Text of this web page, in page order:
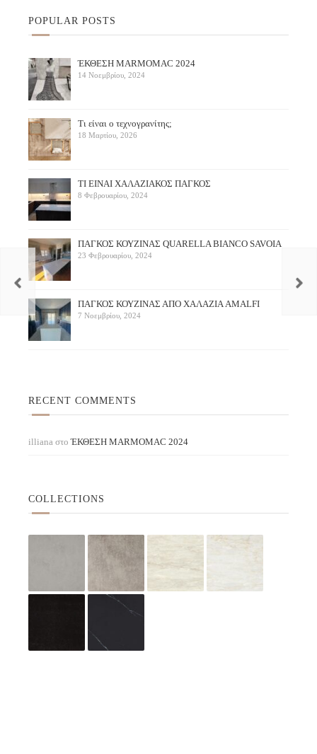
POPULAR POSTS
ΈΚΘΕΣΗ ΜARMOMAC 2024
14 Νοεμβρίου, 2024
Τι είναι ο τεχνογρανίτης;
18 Μαρτίου, 2026
ΤΙ ΕΙΝΑΙ ΧΑΛΑΖΙΑΚΟΣ ΠΑΓΚΟΣ
8 Φεβρουαρίου, 2024
ΠΑΓΚΟΣ ΚΟΥΖΙΝΑΣ QUARELLA BIANCO SAVOIA
23 Φεβρουαρίου, 2024
ΠAΓΚΟΣ ΚΟΥΖΙΝΑΣ ΑΠΟ ΧΑΛΑΖΙΑ AMALFI
7 Νοεμβρίου, 2024
RECENT COMMENTS
illiana στοΈΚΘΕΣΗ ΜARMOMAC 2024
COLLECTIONS